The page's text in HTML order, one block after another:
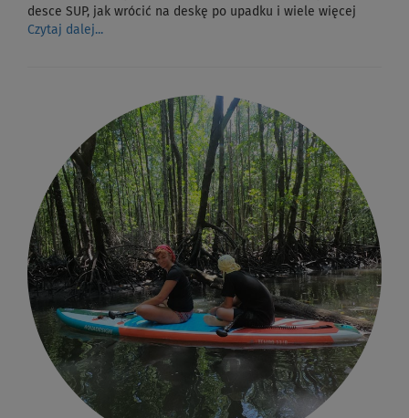
desce SUP, jak wrócić na deskę po upadku i wiele więcej
Czytaj dalej...